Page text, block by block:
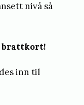
nivå så
brattkort!
inn til